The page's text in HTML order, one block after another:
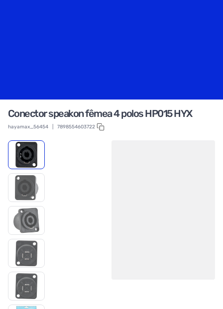
Conector speakon fêmea 4 polos HP015 HYX
hayamax_56454 7898554603722